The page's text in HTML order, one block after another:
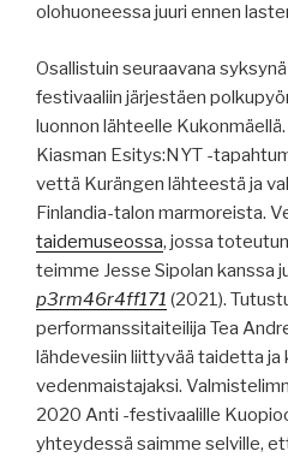
olohuoneessa juuri ennen
Osallistuin seuraavana syksynä
festivaaliin järjestäen
luonnon lähteelle
Kiasman Esitys:NYT -
vettä Kurängen lähteestä ja
Finlandia-talon marmoreista.
taidemuseossa, jossa
teimme Jesse Sipolan kanssa
p3rm46r4ff171 (2021).
performanssitaiteilija Tea
lähdevesiin liittyvää taidetta
vedenmaistajaksi.
2020 Anti -festivaalille
yhteydessä saimme selville,